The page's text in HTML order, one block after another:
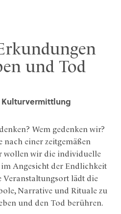
und Tod
Kulturvermittlung
Wem gedenken wir?
nach einer zeitgemäßen
wollen wir die individuelle
Angesicht der Endlichkeit
Veranstaltungsort lädt die
Narrative und Rituale zu
und den Tod berühren.